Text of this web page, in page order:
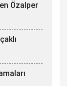
Özalper